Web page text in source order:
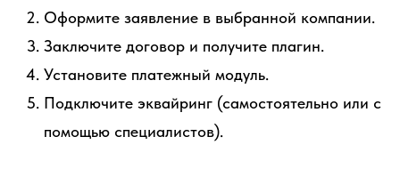
Оформите заявление в выбранной компании.
Заключите договор и получите плагин.
Установите платежный модуль.
Подключите эквайринг (самостоятельно или с
помощью специалистов).